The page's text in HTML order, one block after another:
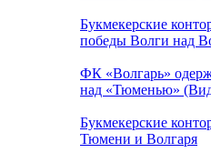
Букмекерские
победы Волги над
ФК «Волгарь»
над «Тюменью»
Букмекерские
Тюмени и Волгаря